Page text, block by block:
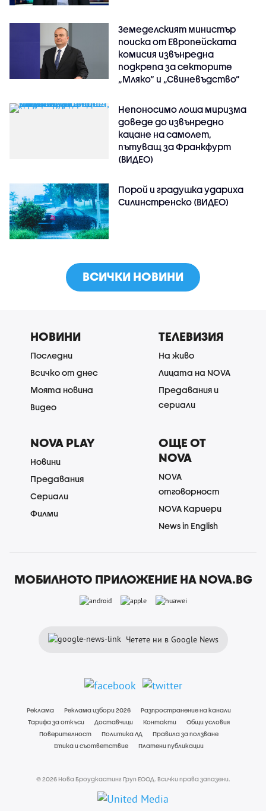
Земеделският министър
поиска от Европейската
комисия извънредна
подкрепа за секторите
„Мляко“ и „Свиневъдство“
Непоносимо лоша миризма
доведе до извънредно
кацане на самолет,
пътуващ за Франкфурт
(ВИДЕО)
Порой и градушка удариха
Силинстренско (ВИДЕО)
ВСИЧКИ НОВИНИ
НОВИНИ
Последни
Всичко от днес
Моята новина
Видео
ТЕЛЕВИЗИЯ
На живо
Лицата на NOVA
Предавания и
сериали
NOVA PLAY
Новини
Предавания
Сериали
Филми
ОЩЕ ОТ
NOVA
NOVA
отговорност
NOVA Кариери
News in English
МОБИЛНОТО ПРИЛОЖЕНИЕ НА NOVA.BG
Четете ни в Google News
Реклама Реклама избори 2026
Разпространение на канали
Тарифа за откъси
Доставчици Контакти
Общи условия
Поверителност
Политика ЛД
Правила за ползване
Етика и съответствие
Платени публикации
© 2026 Нова Броудкастинг Груп ЕООД. Всички права запазени.